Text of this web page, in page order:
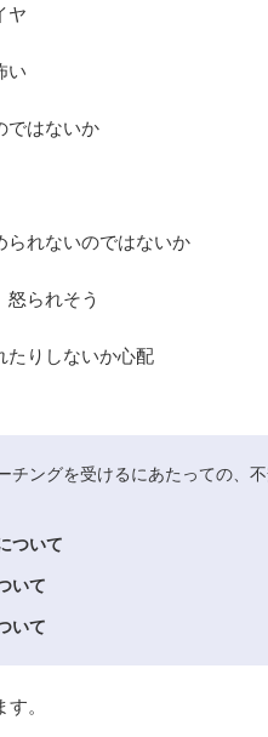
ヤ
い
ではないか
れないのではないか
られそう
りしないか心配
チングを受けるにあたっての、
ついて
いて
いて
。